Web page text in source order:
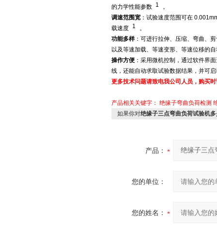
的力学性能参数 1
。
调速范围宽 ：试验速度范围可在
载速度 1
。
功能多样：可进行拉伸、压缩、弯曲、
以及等速加载、等速变形、等速位移的
操作方便 ：采用微机控制，通过软件界
线，还能自动求取试验数据结果，并可
更多技术问题请致电我公司人员，购买
产品相关关键字： 绝缘子弯曲负荷检测
如果你对绝缘子三点弯曲负荷试验机
产品：
您的单位：
您的姓名：